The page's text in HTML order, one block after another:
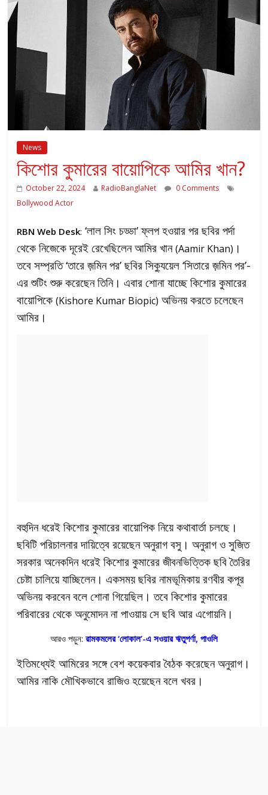
News
কিশোর কুমারের বায়োপিকে আমির খান?
October 22, 2024 RadioBanglaNet
0 Comments
Bollywood Actor
RBN Web Desk: ‘লাল সিং চড্ডা’ ফ্লপ হওয়ার পর ছবির পর্দা
থেকে নিজেকে দূরেই রেখেছিলেন আমির খান(Aamir Khan) ।
তবে সম্প্রতি ‘তারে জ়মিন পর’ ছবির সিক্যুয়েল ‘সিতারে জ়মিন পর’-
এর শুটিং শুরু করেছেন তিনি। এবার শোনা যাচ্ছে কিশোর কুমারের
বায়োপিকে(Kishore Kumar Biopic) অভিনয় করতে চলেছেন
আমির।
বহুদিন ধরেই কিশোর কুমারের বায়োপিক নিয়ে কথাবার্তা চলছে।
ছবিটি পরিচালনার দায়িত্বে রয়েছেন অনুরাগ বসু। অনুরাগ ও সুজিত
সরকার অনেকদিন ধরেই কিশোর কুমারের জীবনভিত্তিক ছবি তৈরির
চেষ্টা চালিয়ে যাচ্ছিলেন। একসময় ছবির নামভূমিকায় রণবীর কপূর
অভিনয় করবেন বলে শোনা গিয়েছিল। তবে কিশোর কুমারের
পরিবারের থেকে অনুমোদন না পাওয়ায় সে ছবি আর এগোয়নি।
আরও পড়ুন: রামকমলের ‘লোকাল’-এ সওয়ার ঋতুপর্ণা, পাওলি
ইতিমধ্যেই আমিরের সঙ্গে বেশ কয়েকবার বৈঠক করেছেন অনুরাগ।
আমির নাকি মৌখিকভাবে রাজিও হয়েছেন বলে খবর।